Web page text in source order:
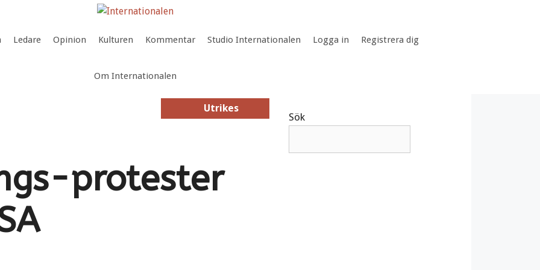
Ledare Opinion Kulturen Kommentar Studio Internationalen Logga in Registrera dig
Om Internationalen
Utrikes
Utrikes
protester
Sök